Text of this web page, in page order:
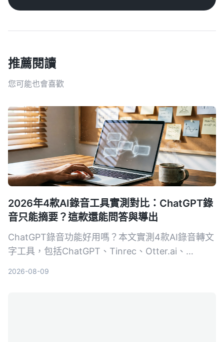
推薦閱讀
您可能也會喜歡
2026年4款AI錄音工具實測對比：ChatGPT錄
音只能摘要？這款還能問答與導出
ChatGPT錄音功能好用嗎？本文實測4款AI錄音轉文
字工具，包括ChatGPT、Tinrec、Otter.ai、
2026-08-09